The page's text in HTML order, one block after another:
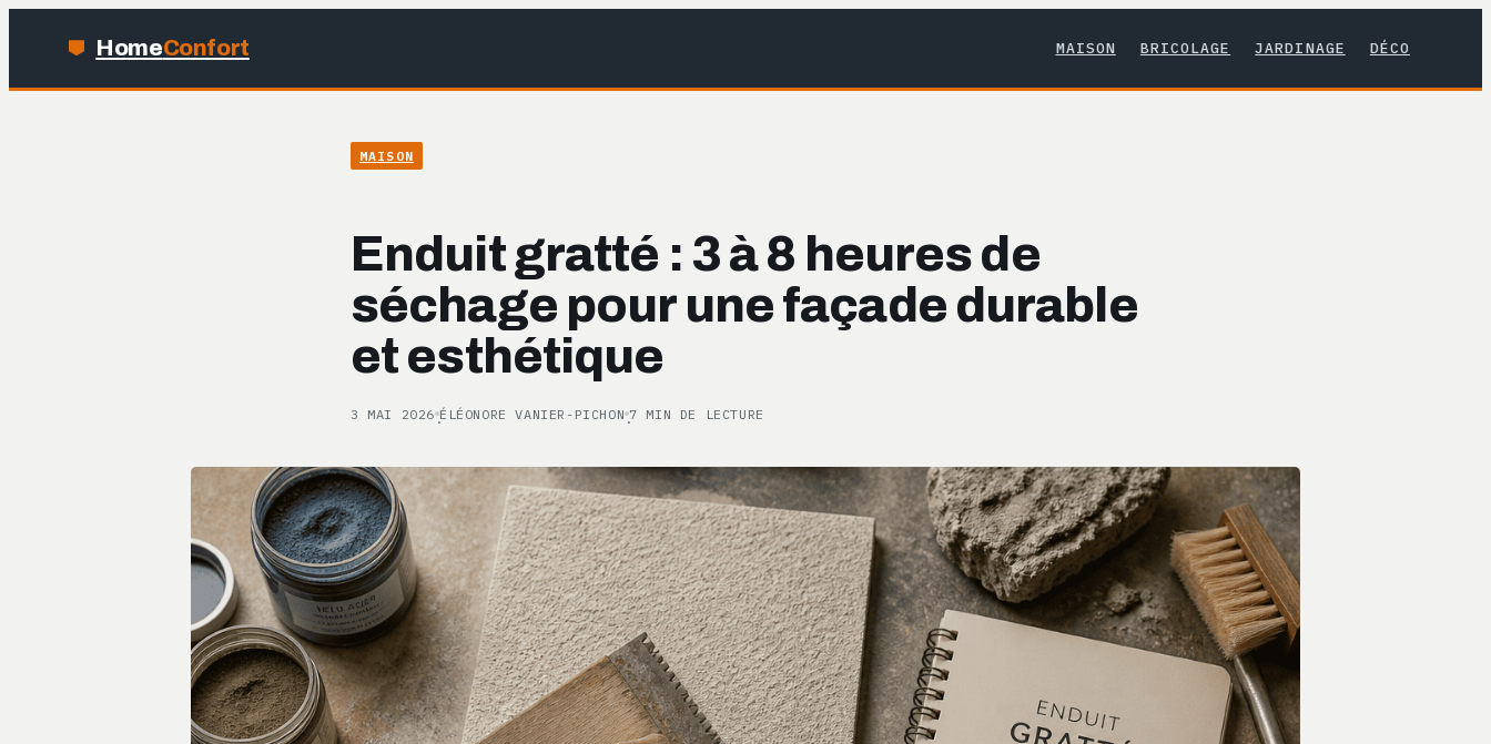
HomeConfort MAISON BRICOLAGE JARDINAGE DÉCO
MAISON
Enduit gratté : 3 à 8 heures de
séchage pour une façade durable
et esthétique
3 MAI 2026 ·ÉLÉONORE VANIER-PICHON·7 MIN DE LECTURE